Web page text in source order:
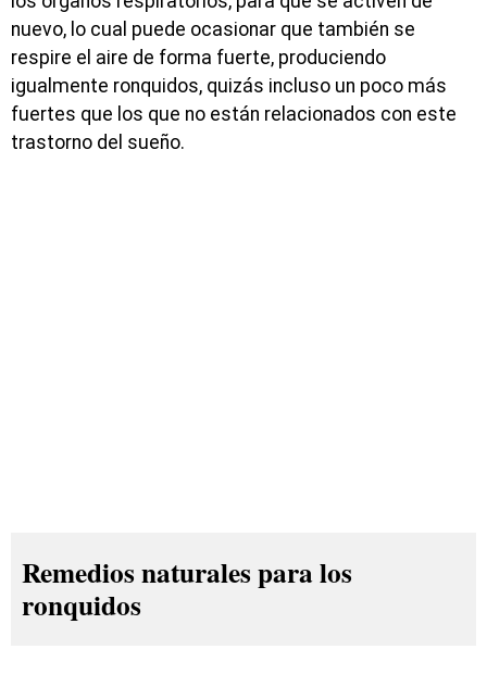
nuevo, lo cual puede ocasionar que también se
respire el aire de forma fuerte, produciendo
igualmente ronquidos, quizás incluso un poco más
fuertes que los que no están relacionados con este
trastorno del sueño.
Remedios naturales para los
ronquidos